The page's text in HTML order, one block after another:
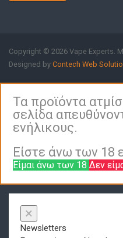
Copyright © 2026 Vape Experts.
Designed by Contech Web
Τα προϊόντα
σελίδα
ενήλικους.
Είστε άνω των 18
Είμαι άνω των 18 Δεν
×
Newsletters